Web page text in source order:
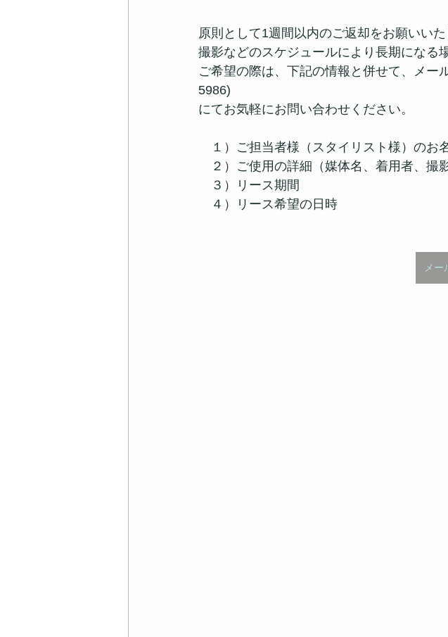
原則として1週間以内のご返却をお願いいた
撮影などのスケジュールにより長期になる
ご希望の際は、下記の情報と併せて、メー
5986)
にてお気軽にお問い合わせください。
１）ご担当者様（スタイリスト様）のお
２）ご使用の詳細（媒体名、着用者、撮
３）リース期間
４）リース希望の日時
メー